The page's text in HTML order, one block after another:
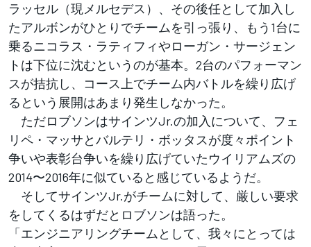
ラッセル（現メルセデス）、その後任として加入し
たアルボンがひとりでチームを引っ張り、もう1台に
乗るニコラス・ラティフィやローガン・サージェン
トは下位に沈むというのが基本。2台のパフォーマン
スが拮抗し、コース上でチーム内バトルを繰り広げ
るという展開はあまり発生しなかった。
ただロブソンはサインツJr.の加入について、フェ
リペ・マッサとバルテリ・ボッタスが度々ポイント
争いや表彰台争いを繰り広げていたウイリアムズの
2014〜2016年に似ていると感じているようだ。
そしてサインツJr.がチームに対して、厳しい要求
をしてくるはずだとロブソンは語った。
「エンジニアリングチームとして、我々にとっては